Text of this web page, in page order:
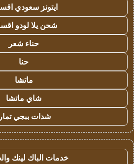
ايتونز سعودي
شحن يلا لودو
حناء شعر
حنا
ماتشا
شاي ماتشا
شدات ببجي
خدمات الباك لينك